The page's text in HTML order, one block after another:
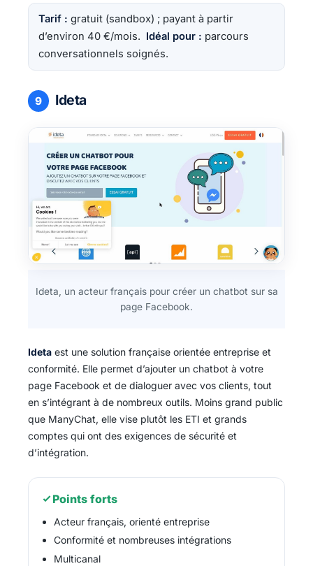
Tarif : gratuit (sandbox) ; payant à partir
d’environ 40 €/mois. Idéal pour : parcours
conversationnels soignés.
9 Ideta
Ideta, un acteur français pour créer un chatbot sur sa
page Facebook.
Ideta est une solution française orientée entreprise et
conformité. Elle permet d’ajouter un chatbot à votre
page Facebook et de dialoguer avec vos clients, tout
en s’intégrant à de nombreux outils. Moins grand public
que ManyChat, elle vise plutôt les ETI et grands
comptes qui ont des exigences de sécurité et
d’intégration.
Points forts
Acteur français, orienté entreprise
Conformité et nombreuses intégrations
Multicanal